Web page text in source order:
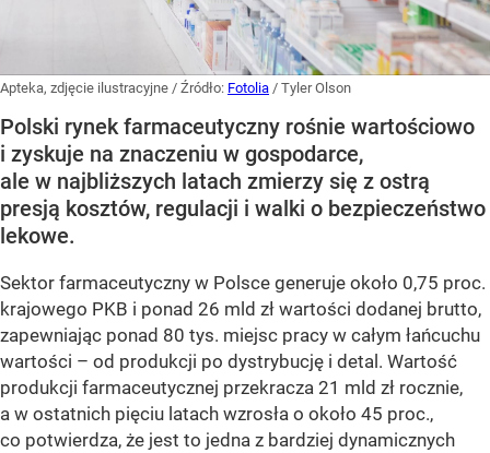
Apteka, zdjęcie ilustracyjne / Źródło: Fotolia / Tyler Olson
Polski rynek farmaceutyczny rośnie wartościowo
i zyskuje na znaczeniu w gospodarce,
ale w najbliższych latach zmierzy się z ostrą
presją kosztów, regulacji i walki o bezpieczeństwo
lekowe.
Sektor farmaceutyczny w Polsce generuje około 0,75 proc.
krajowego PKB i ponad 26 mld zł wartości dodanej brutto,
zapewniając ponad 80 tys. miejsc pracy w całym łańcuchu
wartości – od produkcji po dystrybucję i detal. Wartość
produkcji farmaceutycznej przekracza 21 mld zł rocznie,
a w ostatnich pięciu latach wzrosła o około 45 proc.,
co potwierdza, że jest to jedna z bardziej dynamicznych